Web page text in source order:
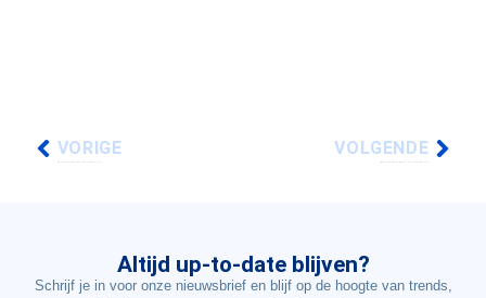
VORIGE VOLGENDE
Altijd up-to-date blijven?
Schrijf je in voor onze nieuwsbrief en blijf op de hoogte van trends,